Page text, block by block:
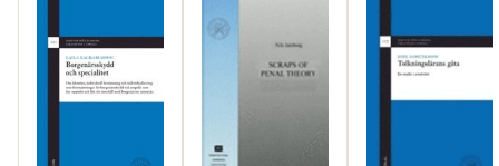
Svensson,Filippo
Valguarnera,Peter
Wahlgren